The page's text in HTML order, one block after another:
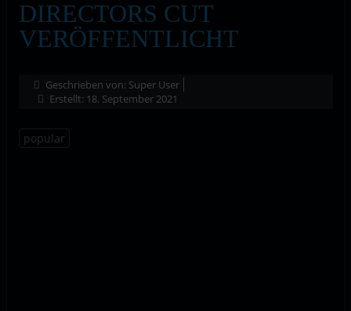
DIRECTORS CUT
VERÖFFENTLICHT
Geschrieben von: Super User
Erstellt: 18. September 2021
popular